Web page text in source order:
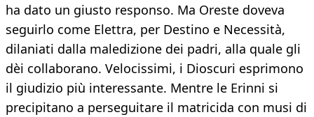
ha dato un giusto responso. Ma Oreste doveva
seguirlo come Elettra, per Destino e Necessità,
dilaniati dalla maledizione dei padri, alla quale gli
dèi collaborano. Velocissimi, i Dioscuri esprimono
il giudizio più interessante. Mentre le Erinni si
precipitano a perseguitare il matricida con musi di